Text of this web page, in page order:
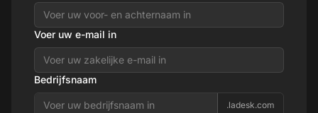
Voer uw e-mail in
Bedrijfsnaam
.ladesk.com